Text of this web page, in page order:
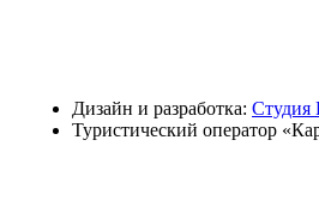
Дизайн и разработка: Студия
Туристический оператор